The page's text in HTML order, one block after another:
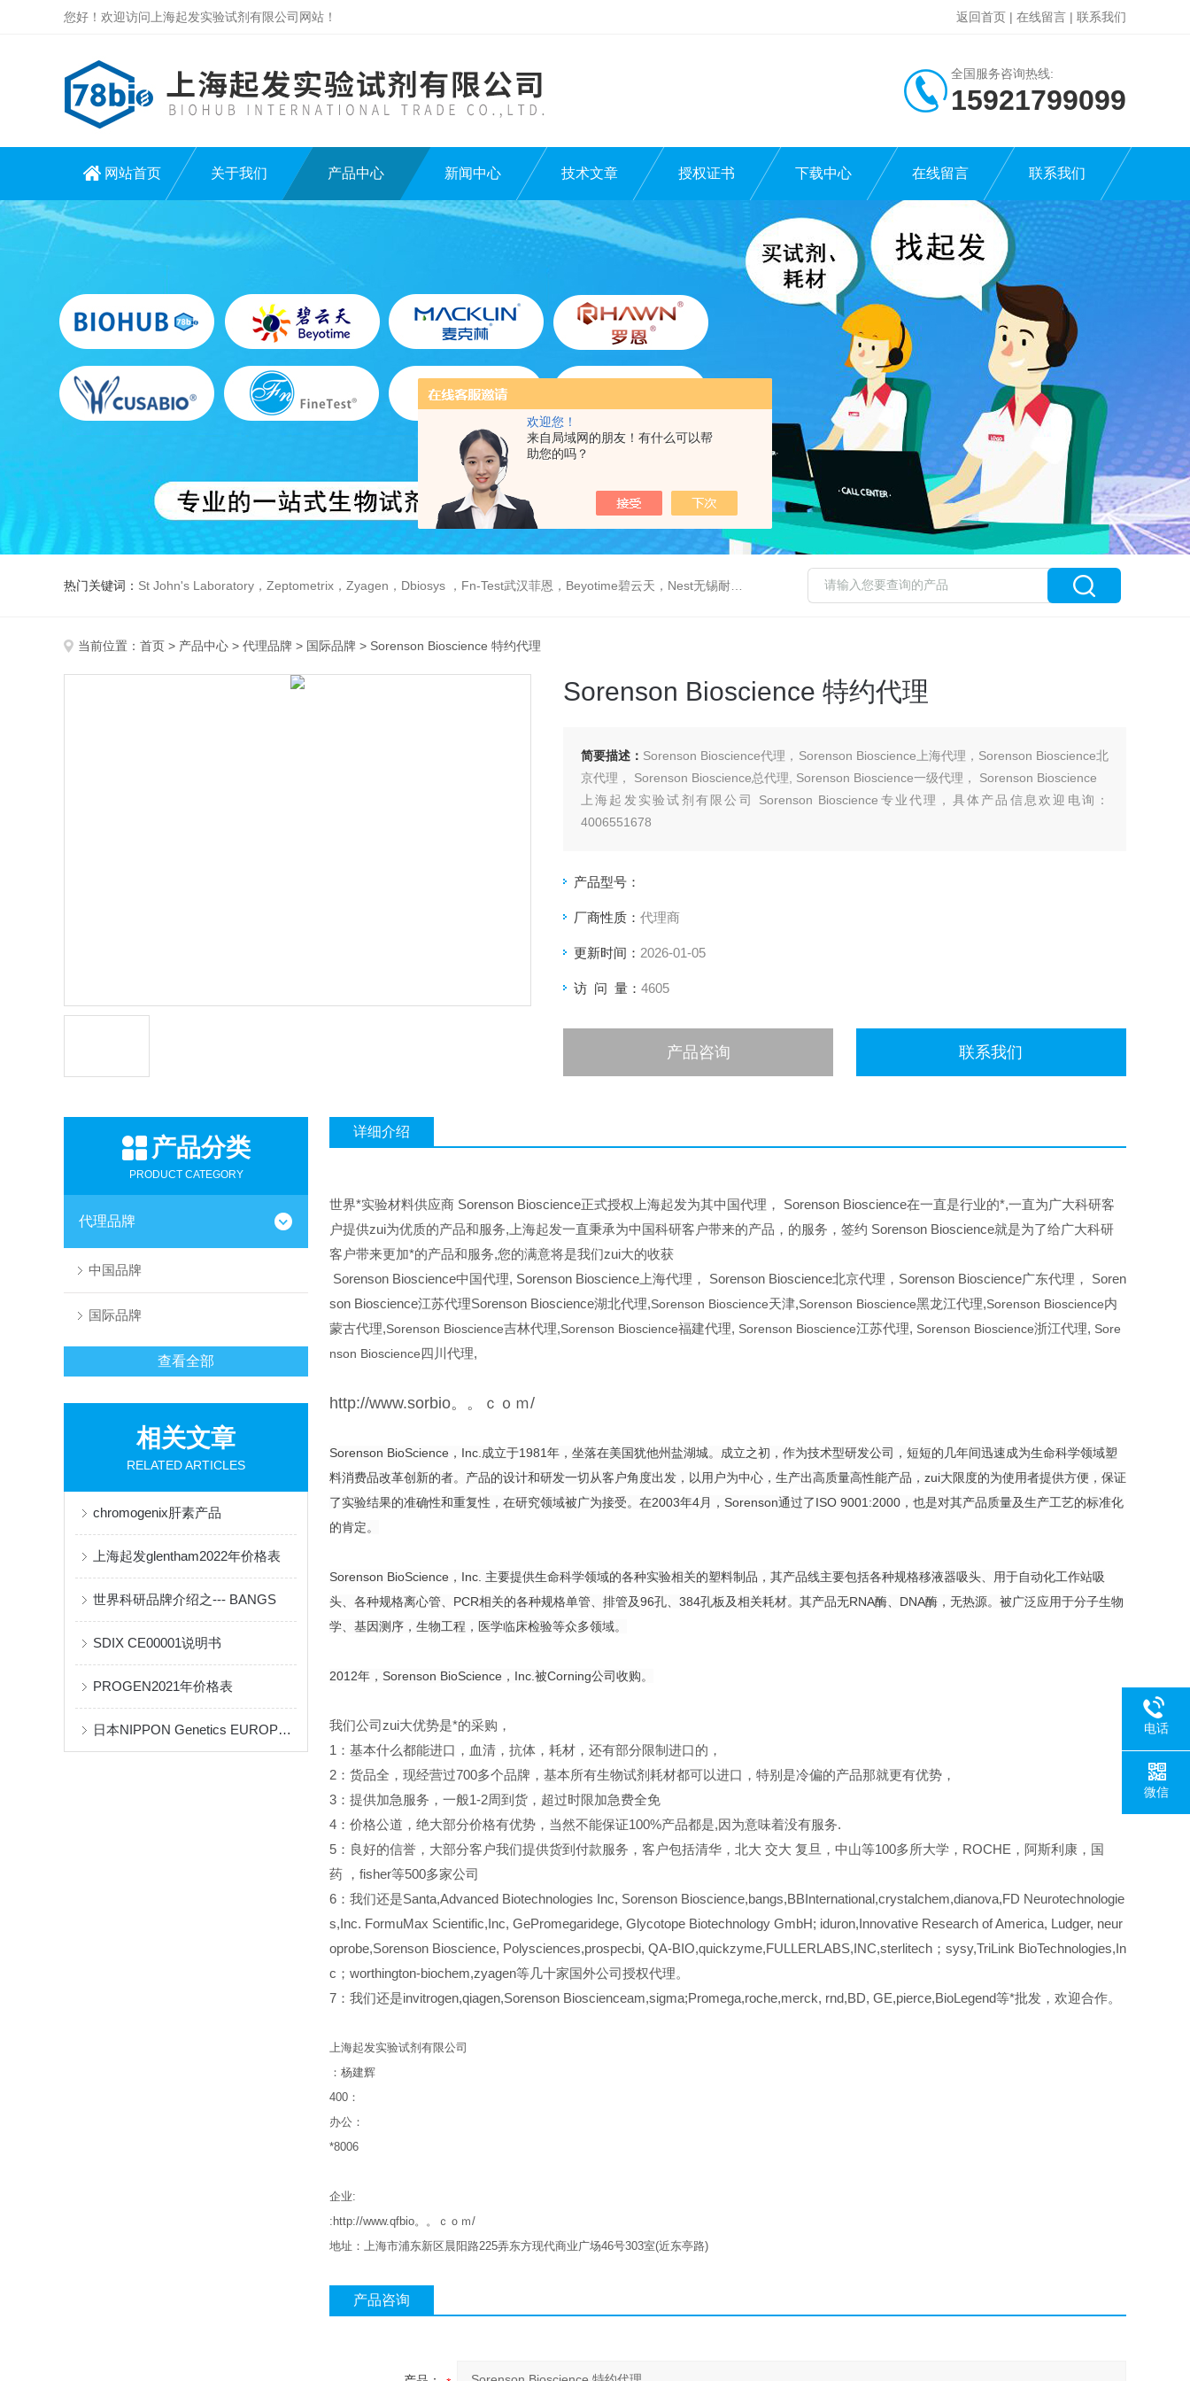
欢迎您！
来自局域网的朋友！有什么可以帮
助您的吗？
您好！欢迎访问上海起发实验试剂有限公司网站！ 返回首页 | 在线留言 | 联系我们
全国服务咨询热线:
15921799099
网站首页 关于我们 产品中心 新闻中心 技术文章 授权证书 下载中心 在线留言 联系我们
热门关键词： St John's Laboratory，Zeptometrix，Zyagen，Dbiosys ，Fn-Test武汉菲恩，Beyotime碧云天，Nest无锡耐思，Elabscience伊莱瑞特，Macklin麦克林生物，Cobioer科佰生物
当前位置： 首页 > 产品中心 > 代理品牌 > 国际品牌 > Sorenson Bioscience 特约代理
Sorenson Bioscience 特约代理
简要描述： Sorenson Bioscience代理，Sorenson Bioscience上海代理，Sorenson Bioscience北
京代理， Sorenson Bioscience总代理, Sorenson Bioscience一级代理， Sorenson Bioscience
上海起发实验试剂有限公司 Sorenson Bioscience专业代理，具体产品信息欢迎电询：
4006551678
产品型号：
厂商性质： 代理商
更新时间： 2026-01-05
访 问 量： 4605
产品咨询 联系我们
产品分类
PRODUCT CATEGORY
代理品牌
中国品牌
国际品牌
查看全部
相关文章
RELATED ARTICLES
chromogenix肝素产品
上海起发glentham2022年价格表
世界科研品牌介绍之--- BANGS
SDIX CE00001说明书
PROGEN2021年价格表
日本NIPPON Genetics EUROPE公司Bambanker™细胞冻存液产品手册
详细介绍
世界*实验材料供应商 Sorenson Bioscience正式授权上海起发为其中国代理， Sorenson Bioscience在一直是行业的*,一直为广大科研客
户提供zui为优质的产品和服务,上海起发一直秉承为中国科研客户带来的产品，的服务，签约 Sorenson Bioscience就是为了给广大科研
客户带来更加*的产品和服务,您的满意将是我们zui大的收获
Sorenson Bioscience中国代理, Sorenson Bioscience上海代理， Sorenson Bioscience北京代理，Sorenson Bioscience广东代理， Soren
son Bioscience江苏代理Sorenson Bioscience湖北代理,Sorenson Bioscience天津,Sorenson Bioscience黑龙江代理,Sorenson Bioscience内
蒙古代理,Sorenson Bioscience吉林代理,Sorenson Bioscience福建代理, Sorenson Bioscience江苏代理, Sorenson Bioscience浙江代理, Sore
nson Bioscience 四川代理,
http://www.sorbio。。ｃｏｍ/
Sorenson BioScience，Inc.成立于1981年，坐落在美国犹他州盐湖城。成立之初，作为技术型研发公司，短短的几年间迅速成为生命科学领域塑
料消费品改革创新的者。产品的设计和研发一切从客户角度出发，以用户为中心，生产出高质量高性能产品，zui大限度的为使用者提供方便，保证
了实验结果的准确性和重复性，在研究领域被广为接受。在2003年4月，Sorenson通过了ISO 9001:2000，也是对其产品质量及生产工艺的标准化
的肯定。
Sorenson BioScience，Inc. 主要提供生命科学领域的各种实验相关的塑料制品，其产品线主要包括各种规格移液器吸头、用于自动化工作站吸
头、各种规格离心管、PCR相关的各种规格单管、排管及96孔、384孔板及相关耗材。其产品无RNA酶、DNA酶，无热源。被广泛应用于分子生物
学、基因测序，生物工程，医学临床检验等众多领域。
2012年，Sorenson BioScience，Inc.被Corning公司收购。
我们公司zui大优势是*的采购，
1
：基本什么都能进口，血清，抗体，耗材，还有部分限制进口的，
2 ：货品全，现经营过700多个品牌，基本所有生物试剂耗材都可以进口，特别是冷偏的产品那就更有优势，
3 ：提供加急服务，一般1-2周到货，超过时限加急费全免
4 ：价格公道，绝大部分价格有优势，当然不能保证100%产品都是,因为意味着没有服务.
5 ：良好的信誉，大部分客户我们提供货到付款服务，客户包括清华，北大 交大 复旦，中山等100多所大学，ROCHE，阿斯利康，国
药
，fisher等500多家公司
6 ：我们还是Santa,Advanced Biotechnologies Inc, Sorenson Bioscience,bangs,BBInternational,crystalchem,dianova,FD Neurotechnologie
s,Inc. FormuMax Scientific,Inc, GePromegaridege, Glycotope Biotechnology GmbH; iduron,Innovative Research of America, Ludger, neur
oprobe,Sorenson Bioscience, Polysciences,prospecbi, QA-BIO,quickzyme,FULLERLABS,INC,sterlitech；sysy,TriLink BioTechnologies,In
c；worthington-biochem,zyagen等几十家国外公司授权代理。
7：我们还是invitrogen,qiagen,Sorenson Bioscienceam,sigma;Promega,roche,merck, rnd,BD, GE,pierce,BioLegend等*批发，欢迎合作。
上海起发实验试剂有限公司
：杨建辉
400 ：
办公：
*8006
企业:
:http://www.qfbio。。ｃｏｍ/
地址：上海市浦东新区晨阳路225弄东方现代商业广场46号303室(近东亭路)
产品咨询
电话
微信